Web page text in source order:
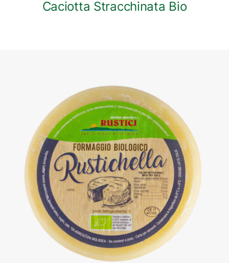
Caciotta Stracchinata Bio
DETTAGLI